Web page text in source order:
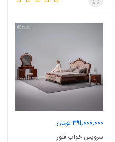
391,000,000 تومان
سرویس خواب فلور